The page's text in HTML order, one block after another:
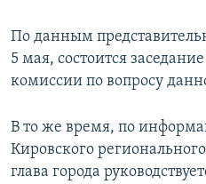
КРЫМ.НЕПОКОРЕННЫЙ
Все сайты RFE/RL
По данным
5 мая, состоится
комиссии по вопросу
В то же время, по
Кировского
глава города